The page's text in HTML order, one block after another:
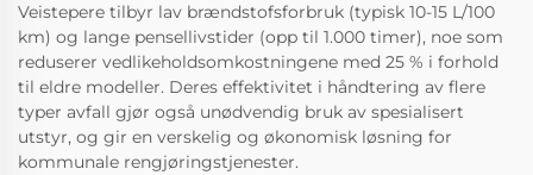
Veistepere tilbyr lav brændstofsforbruk (typisk 10-15 L/100
km) og lange pensellivstider (opp til 1.000 timer), noe som
reduserer vedlikeholdsomkostningene med 25 % i forhold
til eldre modeller. Deres effektivitet i håndtering av flere
typer avfall gjør også unødvendig bruk av spesialisert
utstyr, og gir en verskelig og økonomisk løsning for
kommunale rengjøringstjenester.